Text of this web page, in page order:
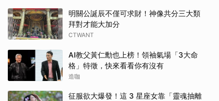
明關公誕辰不僅可求財！神像共分三大類
拜對才能大加分
CTWANT
AI教父黃仁勳也上榜！領袖氣場「3大命
格」特徵，快來看看你有沒有
造咖
征服欲大爆發！這 3 星座女靠「靈魂抽離